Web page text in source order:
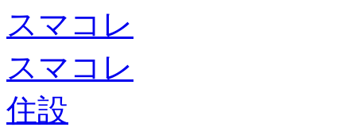
スマコレ
スマコレ
住設